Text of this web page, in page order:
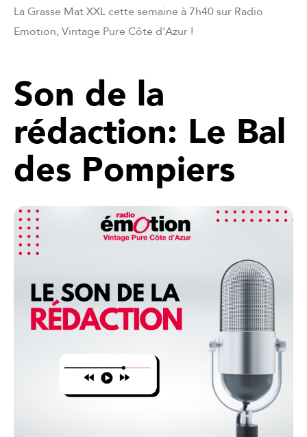
La Grasse Mat XXL cette semaine à 7h40 sur Radio
Emotion, Vintage Pure Côte d’Azur !
Son de la
rédaction: Le Bal
des Pompiers